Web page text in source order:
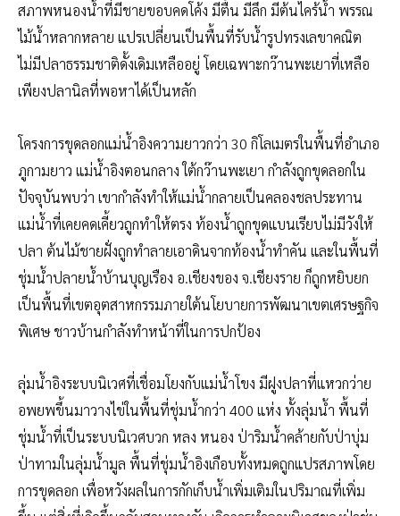
สภาพหนองน้ำที่มีชายขอบคดโค้ง มีตื้น มีลึก มีต้นไคร้น้ำ พรรณ
ไม้น้ำหลากหลาย แปรเปลี่ยนเป็นพื้นที่รับน้ำรูปทรงเลขาคณิต
ไม่มีปลาธรรมชาติดั้งเดิมเหลืออยู่ โดยเฉพาะกว๊านพะเยาที่เหลือ
เพียงปลานิลที่พอหาได้เป็นหลัก
​โครงการขุดลอกแม่น้ำอิงความยาวกว่า 30 กิโลเมตรในพื้นที่อำเภอ
ภูกามยาว แม่น้ำอิงตอนกลาง ใต้กว๊านพะเยา กำลังถูกขุดลอกใน
ปัจจุบันพบว่า เขากำลังทำให้แม่น้ำกลายเป็นคลองชลประทาน
แม่น้ำที่เคยคดเคี้ยวถูกทำให้ตรง ท้องน้ำถูกขุดแบนเรียบไม่มีวังให้
ปลา ต้นไม้ชายฝั่งถูกทำลายเอาดินจากท้องน้ำทำคัน และในพื้นที่
ชุ่มน้ำปลายน้ำบ้านบุญเรือง อ.เชียงของ จ.เชียงราย ก็ถูกหยิบยก
เป็นพื้นที่เขตอุตสาหกรรมภายใต้นโยบายการพัฒนาเขตเศรษฐกิจ
พิเศษ ชาวบ้านกำลังทำหน้าที่ในการปกป้อง
​ลุ่มน้ำอิงระบบนิเวศที่เชื่อมโยงกับแม่น้ำโขง มีฝูงปลาที่แหวกว่าย
อพยพขึ้นมาวางไข่ในพื้นที่ชุ่มน้ำกว่า 400 แห่ง ทั้งลุ่มน้ำ พื้นที่
ชุ่มน้ำที่เป็นระบบนิเวศบวก หลง หนอง ป่าริมน้ำคล้ายกับป่าบุ่ม
ป่าทามในลุ่มน้ำมูล พื้นที่ชุ่มน้ำอิงเกือบทั้งหมดถูกแปรสภาพโดย
การขุดลอก เพื่อหวังผลในการกักเก็บน้ำเพิ่มเติมในปริมาณที่เพิ่ม